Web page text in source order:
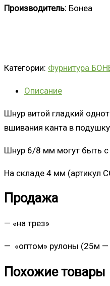
Производитель: Бонеа
Категории: Фурнитура
Описание
Шнур витой гладкий
вшивания канта в
Шнур 6/8 мм могут быть с
На складе 4 мм (артикул
Продажа
— «на трез»
— «оптом» рулоны (25м
Похожие товары